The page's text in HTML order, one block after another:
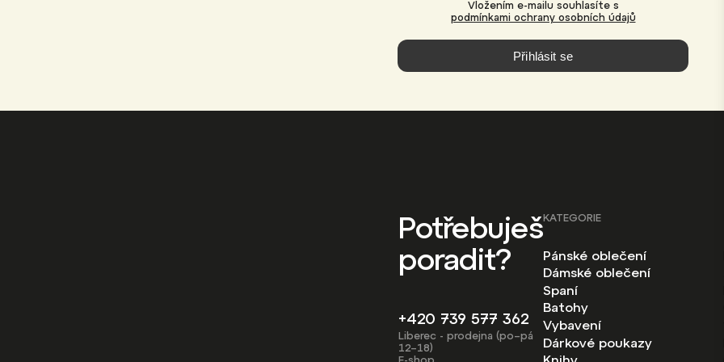
podmínkami ochrany osobních údajů
Přihlásit se
Potřebuješ
poradit?
+420 739 577 362
Liberec - prodejna (po–pá
12–18)
KATEGORIE
Pánské oblečení
Dámské oblečení
Spaní
Batohy
Vybavení
Dárkové poukazy